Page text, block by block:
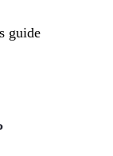
guide